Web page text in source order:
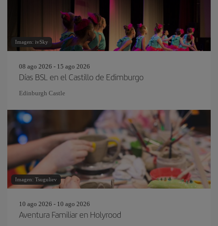
Imagen: ivSky
08 ago 2026 - 15 ago 2026
Días BSL en el Castillo de Edimburgo
Edinburgh Castle
Imagen: Tsuguliev
10 ago 2026 - 10 ago 2026
Aventura Familiar en Holyrood